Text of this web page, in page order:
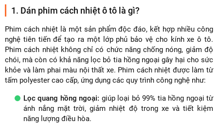
1. Dán phim cách nhiệt ô tô là gì?
Phim cách nhiệt là một sản phẩm độc đáo, kết hợp nhiều công
nghệ tiên tiến để tạo ra một lớp phủ bảo vệ cho kính xe ô tô.
Phim cách nhiệt không chỉ có chức năng chống nóng, giảm độ
chói, mà còn có khả năng lọc bỏ tia hồng ngoại gây hại cho sức
khỏe và làm phai màu nội thất xe. Phim cách nhiệt được làm từ
tấm polyester cao cấp, ứng dụng các quy trình công nghệ như:
Lọc quang hồng ngoại: giúp loại bỏ 99% tia hồng ngoại từ
ánh nắng mặt trời, giảm nhiệt độ trong xe và tiết kiệm
năng lượng điều hòa.